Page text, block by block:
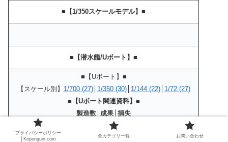
■【1/350スケールモデル】■
■【潜水艦/Uボート】■
■【Uボート】■
【スケール別】 1/700 (27)│ 1/350 (30)│ 1/144 (22)│ 1/72 (27)
■【Uボート関連資料】■
製造数│成果│損失
■【 船・潜水艦の関連資料
プライバシーポリシー
│Kopenguin.com
全カテゴリ一覧 お問い合わせ